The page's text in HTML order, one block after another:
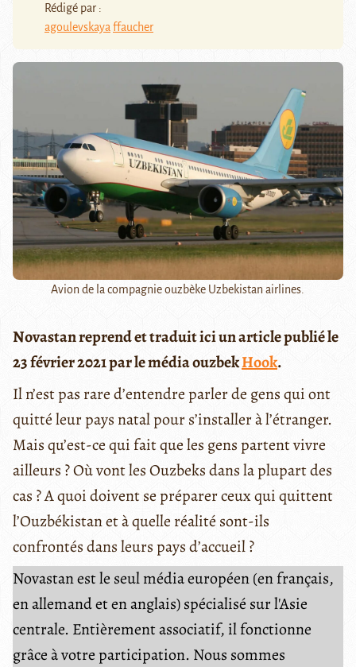
Rédigé par :
agoulevskaya ffaucher
Avion de la compagnie ouzbèke Uzbekistan airlines.
Novastan reprend et traduit ici un article publié le
23 février 2021 par le média ouzbekHook.
Il n’est pas rare d’entendre parler de gens qui ont
quitté leur pays natal pour s’installer à l’étranger.
Mais qu’est-ce qui fait que les gens partent vivre
ailleurs ? Où vont les Ouzbeks dans la plupart des
cas ? A quoi doivent se préparer ceux qui quittent
l’Ouzbékistan et à quelle réalité sont-ils
confrontés dans leurs pays d’accueil ?
Novastan est le seul média européen (en français,
en allemand et en anglais) spécialisé sur l'Asie
centrale. Entièrement associatif, il fonctionne
grâce à votre participation. Nous sommes